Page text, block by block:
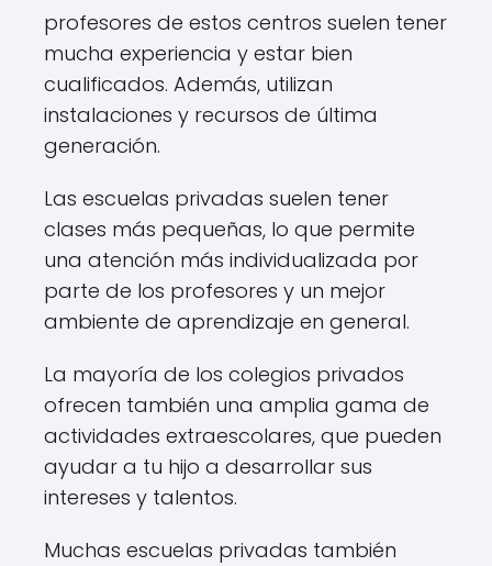
profesores de estos centros suelen tener
mucha experiencia y estar bien
cualificados. Además, utilizan
instalaciones y recursos de última
generación.
Las escuelas privadas suelen tener
clases más pequeñas, lo que permite
una atención más individualizada por
parte de los profesores y un mejor
ambiente de aprendizaje en general.
La mayoría de los colegios privados
ofrecen también una amplia gama de
actividades extraescolares, que pueden
ayudar a tu hijo a desarrollar sus
intereses y talentos.
Muchas escuelas privadas también